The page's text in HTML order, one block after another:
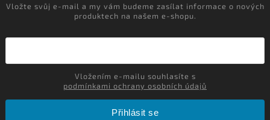
Vložte svůj e-mail a my vám budeme zasílat informace o nových
produktech na našem e-shopu.
podmínkami ochrany osobních údajů
Přihlásit se